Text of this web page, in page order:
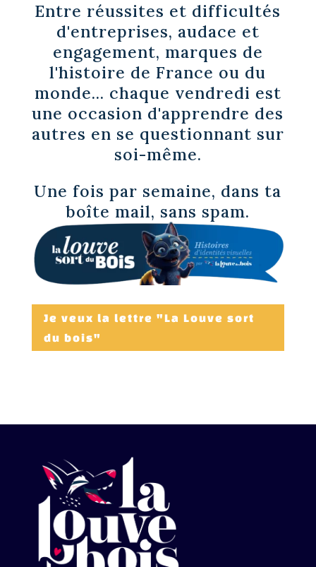
Entre réussites et difficultés
d'entreprises, audace et
engagement, marques de
l'histoire de France ou du
monde... chaque vendredi est
une occasion d'apprendre des
autres en se questionnant sur
soi-même.
Une fois par semaine, dans ta
boîte mail, sans spam.
Je veux la lettre "La Louve sort
du bois"